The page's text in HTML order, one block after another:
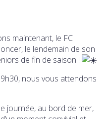
maintenant, le FC
le lendemain de son
de fin de saison !
nous vous attendons
journée, au bord de mer,